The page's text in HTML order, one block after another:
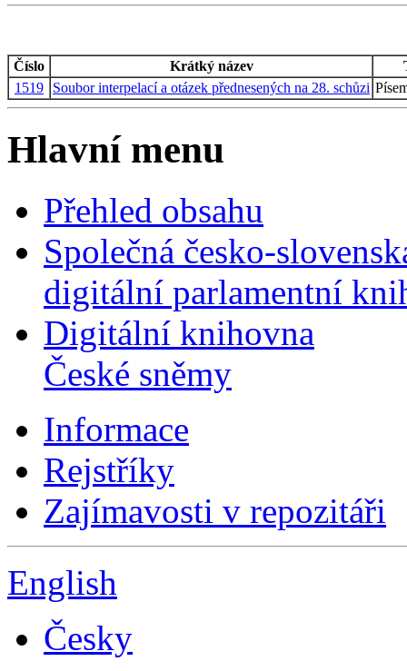
Číslo Krátký název
1519
Soubor interpelací a otázek přednesených na 28. schůzi
Hlavní menu
Přehled obsahu
Společná česko-
digitální parlamentní
Digitální knihovna
České sněmy
Informace
Rejstříky
Zajímavosti v repozitáři
English
Česky